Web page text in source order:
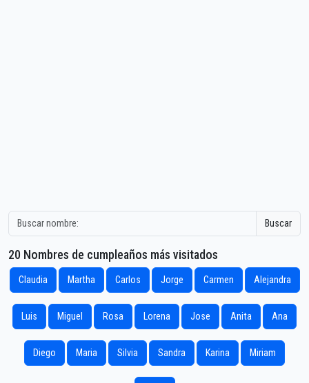
Buscar
20 Nombres de cumpleaños más visitados
Claudia Martha Carlos Jorge Carmen Alejandra
Luis Miguel Rosa Lorena Jose Anita Ana
Diego Maria Silvia Sandra Karina Miriam